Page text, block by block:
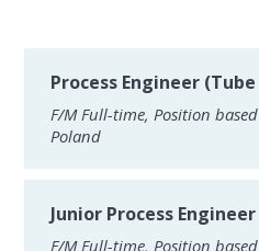
Process Engineer
F/M Full-time, Position
Poland
Main responsibilities:
Junior Process
F/M Full-time, Position